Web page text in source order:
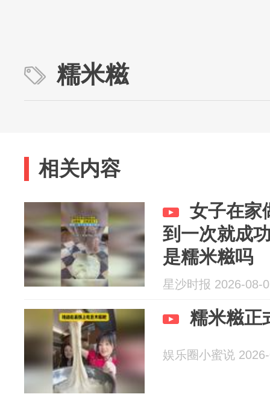
糯米糍
相关内容
女子在家
到一次就成
是糯米糍吗
星沙时报 2026-08-
糯米糍正
娱乐圈小蜜说